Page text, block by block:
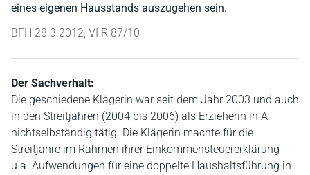
eines eigenen Hausstands auszugehen sein.
BFH 28.3.2012, VI R 87/10
Der Sachverhalt:
Die geschiedene Klägerin war seit dem Jahr 2003 und auch
in den Streitjahren (2004 bis 2006) als Erzieherin in A
nichtselbständig tätig. Die Klägerin machte für die
Streitjahre im Rahmen ihrer Einkommensteuererklärung
u.a. Aufwendungen für eine doppelte Haushaltsführung in